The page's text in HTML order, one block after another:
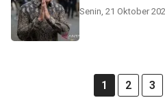
Senin, 21 Oktober
1 2 3